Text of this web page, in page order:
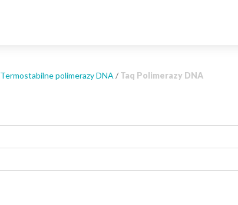
Termostabilne polimerazy DNA / Taq Polimerazy DNA